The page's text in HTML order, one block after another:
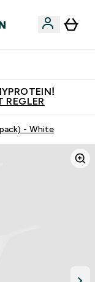
- White